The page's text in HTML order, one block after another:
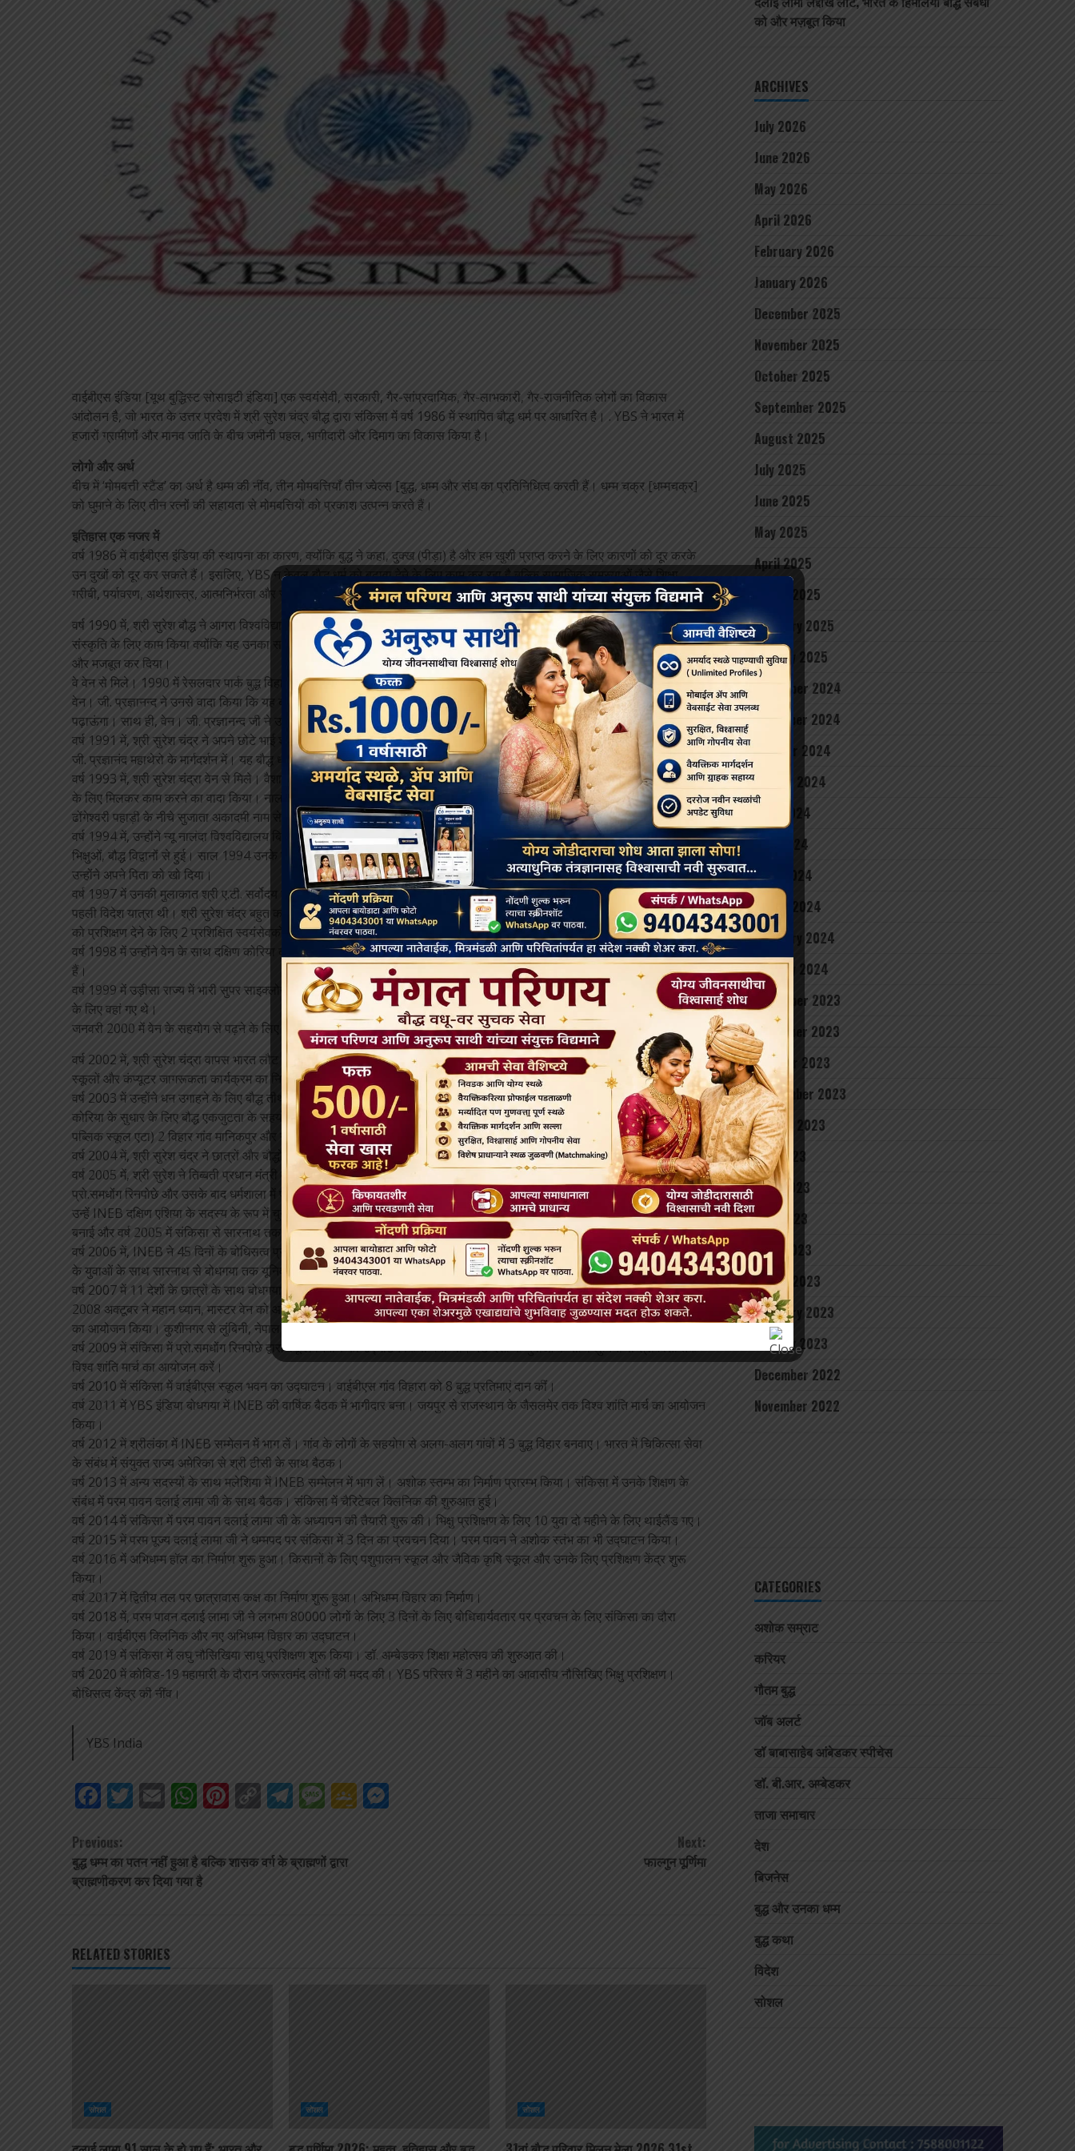
वाईबीएस इंडिया [यूथ बुद्धिस्ट सोसाइटी इंडिया] एक स्वयंसेवी, सरकारी, गैर-सांप्रदायिक, गैर-लाभकारी, गैर-राजनीतिक लोगों का विकास
आंदोलन है, जो भारत के उत्तर प्रदेश में श्री सुरेश चंद्र बौद्ध द्वारा संकिसा में वर्ष 1986 में स्थापित बौद्ध धर्म पर आधारित है। . YBS ने भारत में
हजारों ग्रामीणों और मानव जाति के बीच जमीनी पहल, भागीदारी और दिमाग का विकास किया है।
लोगो और अर्थ
बीच में ‘मोमबत्ती स्टैंड’ का अर्थ है धम्म की नींव, तीन मोमबत्तियाँ तीन ज्वेल्स [बुद्ध, धम्म और संघ का प्रतिनिधित्व करती हैं। धम्म चक्र [धम्मचक्र]
को घुमाने के लिए तीन रत्नों की सहायता से मोमबत्तियों को प्रकाश उत्पन्न करते हैं।
इतिहास एक नजर में
वर्ष 1986 में वाईबीएस इंडिया की स्थापना का कारण, क्योंकि बुद्ध ने कहा, दुक्ख (पीड़ा) है और हम खुशी प्राप्त करने के लिए कारणों को दूर करके
उन दुखों को दूर कर सकते हैं। इसलिए, YBS न केवल बौद्ध धर्म को बढ़ावा देने के लिए काम कर रहा है बल्कि सामाजिक समस्याओं जैसे शिक्षा,
गरीबी, पर्यावरण, अर्थशास्त्र, आत्मनिर्भरता और स्वास्थ्य संबंधी शिक्षा आदि के लिए भी काम कर रहा है।
वर्ष 1990 में, श्री सुरेश बौद्ध ने आगरा विश्वविद्यालय से स्नातक की पढ़ाई पूरी की और पढ़ाई के दौरान उन्होंने समाज, शाक्य समुदाय और बौद्ध
संस्कृति के लिए काम किया क्योंकि यह उनका सपना था। अध्ययन अवधि के दौरान, उन्होंने डॉ.बी.आर. अम्बेडकर। इस किताब ने उनके सपने को
और मजबूत कर दिया।
वे वेन से मिले। 1990 में रेसलदार पार्क बुद्ध विहार लखनऊ में जी. प्रज्ञानंद महाथेरो और भारत में बौद्ध धर्म के पुनरुत्थान के संबंध में चर्चा की।
वेन। जी. प्रज्ञानन्द ने उनसे वादा किया कि यह बहुत अच्छा होगा यदि आप किशोर उम्र के छात्रों को लाएंगे और मैं उन्हें नौसिखिए भिक्षुओं के रूप में
पढ़ाऊंगा। साथ ही, वेन। जी. प्रज्ञानन्द जी ने उन्हें बौद्ध अध्ययन के लिए नालंदा विश्वविद्यालय जाने का सुझाव दिया।
वर्ष 1991 में, श्री सुरेश चंद्र ने अपने छोटे भाई श्री उत्तम बौद्ध (9 वर्ष) और अपने भतीजे वेन को भेजा। डॉ. उपनद थेरो (10 वर्ष) श्रावस्ती को वेन.
जी. प्रज्ञानंद महाथेरो के मार्गदर्शन में। यह बौद्ध धर्म के पुनरुद्धार की दिशा में एक ऐतिहासिक आंदोलन की शुरुआत थी।
वर्ष 1993 में, श्री सुरेश चंद्रा वेन से मिले। वैशाली में दक्षिण कोरिया के पोमन्युन सुनीम और दोनों अच्छे दोस्त बन गए और सुनीम ने भारत में बौद्ध धर्म
के लिए मिलकर काम करने का वादा किया। नालंदा में अपने अध्ययन के दौरान, श्री सुरेश चंद्रा ने कोरियाई भिक्षुओं के सहयोग से बोधगया के पास
ढोंगेश्वरी पहाड़ी के नीचे सुजाता अकादमी नाम से एक स्कूल खोला।
वर्ष 1994 में, उन्होंने न्यू नालंदा विश्वविद्यालय बिहार राज्य से बौद्ध धर्म में मास्टर डिग्री पूरी की। अपने अध्ययन के दौरान उनकी मुलाकात कई
भिक्षुओं, बौद्ध विद्वानों से हुई। साल 1994 उनके लिए बहुत अच्छा रहा और दूसरी तरफ ये साल उनके लिए बहुत बुरा रहा क्योंकि 16 दिसंबर को
उन्होंने अपने पिता को खो दिया।
वर्ष 1997 में उनकी मुलाकात श्री ए.टी. सर्वोदय श्रमदान सोसाइटी, श्रीलंका के अध्यक्ष आर्य रत्ने। बौद्ध गतिविधि में भाग लेने के लिए यह उनकी
पहली विदेश यात्रा थी। श्री सुरेश चंद्र बहुत कम दिनों में बहुत कुछ सीखते हैं और वापस आ जाते हैं। सर्वोदय श्रीलंका के राष्ट्रपति ने शिक्षकों
को प्रशिक्षण देने के लिए 2 प्रशिक्षित स्वयंसेवकों को बोधगया भेजा।
वर्ष 1998 में उन्होंने वेन के साथ दक्षिण कोरिया का दौरा किया। जी., प्रज्ञानन्द जी, वेन के निमंत्रण पर। पोमन्युन सुनीम जोंगतो समाज के अध्यक्ष
हैं।
वर्ष 1999 में उड़ीसा राज्य में भारी सुपर साइक्लोन आया था। वह अपने 70 YBS युवा स्वयंसेवकों के साथ लोगों की मदद करने और उन्हें राहत देने
के लिए वहां गए थे।
जनवरी 2000 में वेन के सहयोग से पढ़ने के लिए कोरिया गया। पोमन्युन सुनीम। जहां उन्होंने धम्म, शिक्षा, ध्यान, युवा आंदोलन आदि सीखा।
वर्ष 2002 में, श्री सुरेश चंद्रा वापस भारत लौट आए और संकिसा लोगों के लिए एक शिक्षा कार्यक्रम शुरू किया। उन्होंने गांव के छात्रों के लिए कई
स्कूलों और कंप्यूटर जागरूकता कार्यक्रम का निर्माण किया। समुदाय में धम्म वार्ता के लिए भिक्षुओं और ननों को आमंत्रित किया।
वर्ष 2003 में उन्होंने धन उगाहने के लिए बौद्ध तीर्थयात्रा शुरू की क्योंकि कई स्वयंसेवकों को कार्यों के लिए संसाधनों की आवश्यकता थी। दक्षिण
कोरिया के सुधार के लिए बौद्ध एकजुटता के सहयोग से 3 विद्यालय महामाया अकादमी भोंगांव, साहिद विशेश्वर सिंह इंटर कॉलेज बरईपुर, गौतम बुद्ध
पब्लिक स्कूल एटा) 2 विहार गांव मानिकपुर और नवीगंज में बनवाए।
वर्ष 2004 में, श्री सुरेश चंद्र ने छात्रों और बौद्धों के लिए कुछ हिंदी पुस्तकें प्रकाशित कीं। छात्रों के लिए बौद्ध धर्म, बौद्ध अनुष्ठान आदि।
वर्ष 2005 में, श्री सुरेश ने तिब्बती प्रधान मंत्री वेन से मुलाकात की। डीयर पार्क इंस्टीट्यूट बीर के निदेशक श्री प्रशांत वर्मा की मदद से
प्रो.समधोंग रिनपोछे और उसके बाद धर्मशाला में परम पावन दलाई लामा जी से मिले। यह श्री सुरेश के जीवन और YBS का महत्वपूर्ण मोड़ था।
उन्हें INEB दक्षिण एशिया के सदस्य के रूप में चुना गया। वर्ष 2005 से 2011 तक भारत में एक सार्वभौमिक शांति मार्च के लिए एक वार्षिक योजना
बनाई और वर्ष 2005 में संकिसा से सारनाथ तक 7 देशों के विभिन्न धार्मिक पृष्ठभूमि के छात्रों के साथ शुरू हुई।
वर्ष 2006 में, INEB ने 45 दिनों के बोधिसत्व प्रशिक्षण पाठ्यक्रम के लिए YBS से 3 स्वयंसेवकों को थाईलैंड आमंत्रित किया। उसी वर्ष 8 देशों
के युवाओं के साथ सारनाथ से बोधगया तक यूनिवर्सल पीस मार्च का आयोजन करें।
वर्ष 2007 में 11 देशों के छात्रों के साथ बोधगया से कुशीनगर तक यूनिवर्सल पीस मार्च का आयोजन करें।
2008 अक्टूबर ने महान ध्यान, मास्टर वेन को आमंत्रित किया। संकिसा में थिच नट हन। 10000 स्थानीय लोगों के लिए 5 दिवसीय ध्यान शिविर
का आयोजन किया। कुशीनगर से लुंबिनी, नेपाल तक सार्वभौमिक शांति मार्च का आयोजन करें। संकिसा में वाईबीएस स्कूल के लिए जमीन खरीदी।
वर्ष 2009 में संकिसा में प्रो.समधोंग रिनपोछे द्वारा स्कूल निर्माण का उद्घाटन किया गया था। 13 देशों के युवाओं के साथ लुंबिनी से श्रावस्ती तक
विश्व शांति मार्च का आयोजन करें।
वर्ष 2010 में संकिसा में वाईबीएस स्कूल भवन का उद्घाटन। वाईबीएस गांव विहारा को 8 बुद्ध प्रतिमाएं दान कीं।
वर्ष 2011 में YBS इंडिया बोधगया में INEB की वार्षिक बैठक में भागीदार बना। जयपुर से राजस्थान के जैसलमेर तक विश्व शांति मार्च का आयोजन
किया।
वर्ष 2012 में श्रीलंका में INEB सम्मेलन में भाग लें। गांव के लोगों के सहयोग से अलग-अलग गांवों में 3 बुद्ध विहार बनवाए। भारत में चिकित्सा सेवा
के संबंध में संयुक्त राज्य अमेरिका से श्री टीसी के साथ बैठक।
वर्ष 2013 में अन्य सदस्यों के साथ मलेशिया में INEB सम्मेलन में भाग लें। अशोक स्तम्भ का निर्माण प्रारम्भ किया। संकिसा में उनके शिक्षण के
संबंध में परम पावन दलाई लामा जी के साथ बैठक। संकिसा में चैरिटेबल क्लिनिक की शुरुआत हुई।
वर्ष 2014 में संकिसा में परम पावन दलाई लामा जी के अध्यापन की तैयारी शुरू की। भिक्षु प्रशिक्षण के लिए 10 युवा दो महीने के लिए थाईलैंड गए।
वर्ष 2015 में परम पूज्य दलाई लामा जी ने धम्मपद पर संकिसा में 3 दिन का प्रवचन दिया। परम पावन ने अशोक स्तंभ का भी उद्घाटन किया।
वर्ष 2016 में अभिधम्म हॉल का निर्माण शुरू हुआ। किसानों के लिए पशुपालन स्कूल और जैविक कृषि स्कूल और उनके लिए प्रशिक्षण केंद्र शुरू
किया।
वर्ष 2017 में द्वितीय तल पर छात्रावास कक्ष का निर्माण शुरू हुआ। अभिधम्म विहार का निर्माण।
वर्ष 2018 में, परम पावन दलाई लामा जी ने लगभग 80000 लोगों के लिए 3 दिनों के लिए बोधिचार्यवतार पर प्रवचन के लिए संकिसा का दौरा
किया। वाईबीएस क्लिनिक और नए अभिधम्म विहार का उद्घाटन।
वर्ष 2019 में संकिसा में लघु नौसिखिया साधु प्रशिक्षण शुरू किया। डॉ. अम्बेडकर शिक्षा महोत्सव की शुरुआत की।
वर्ष 2020 में कोविड-19 महामारी के दौरान जरूरतमंद लोगों की मदद की। YBS परिसर में 3 महीने का आवासीय नौसिखिए भिक्षु प्रशिक्षण।
बोधिसत्व केंद्र की नींव।
YBS India
Facebook
Twitter
EmailWhatsApp
Pinterest
CopyTelegram
Message
Google
Continue
Reading
Previous:
बुद्ध धम्म का पतन नहीं हुआ है बल्कि शासक वर्ग के ब्राह्मणों द्वारा
ब्राह्मणीकरण कर दिया गया है
Next:
फाल्गुन पूर्णिमा
RELATED STORIES
सोशल सोशल सोशल
को और मज़बूत किया
ARCHIVES
July 2026
June 2026
May 2026
April 2026
February 2026
January 2026
December 2025
November 2025
October 2025
September 2025
August 2025
July 2025
June 2025
May 2025
April 2025
March 2025
February 2025
January 2025
December 2024
November 2024
October 2024
August 2024
June 2024
May 2024
April 2024
March 2024
February 2024
January 2024
December 2023
November 2023
October 2023
September 2023
August 2023
July 2023
June 2023
May 2023
April 2023
March 2023
February 2023
January 2023
December 2022
November 2022
CATEGORIES
अशोक सम्राट
करियर
गौतम बुद्ध
जॉब अलर्ट
डॉ बाबासाहेब आंबेडकर स्पीचेस
डॉ. बी.आर. अम्बेडकर
ताजा समाचार
देश
बिजनेस
बुद्ध और उनका धम्म
बुद्ध कथा
विदेश
सोशल